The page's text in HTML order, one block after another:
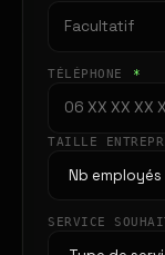
TÉLÉPHONE *
TAILLE
SERVICE